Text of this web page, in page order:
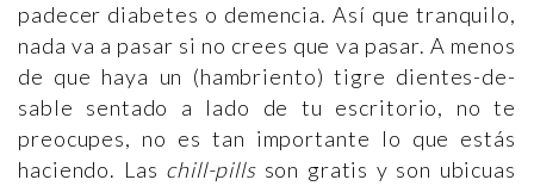
padecer diabetes o demencia. Así que tranquilo,
nada va a pasar si no crees que va pasar. A menos
de que haya un (hambriento) tigre dientes-de-
sable sentado a lado de tu escritorio, no te
preocupes, no es tan importante lo que estás
haciendo. Las chill-pillsson gratis y son ubicuas